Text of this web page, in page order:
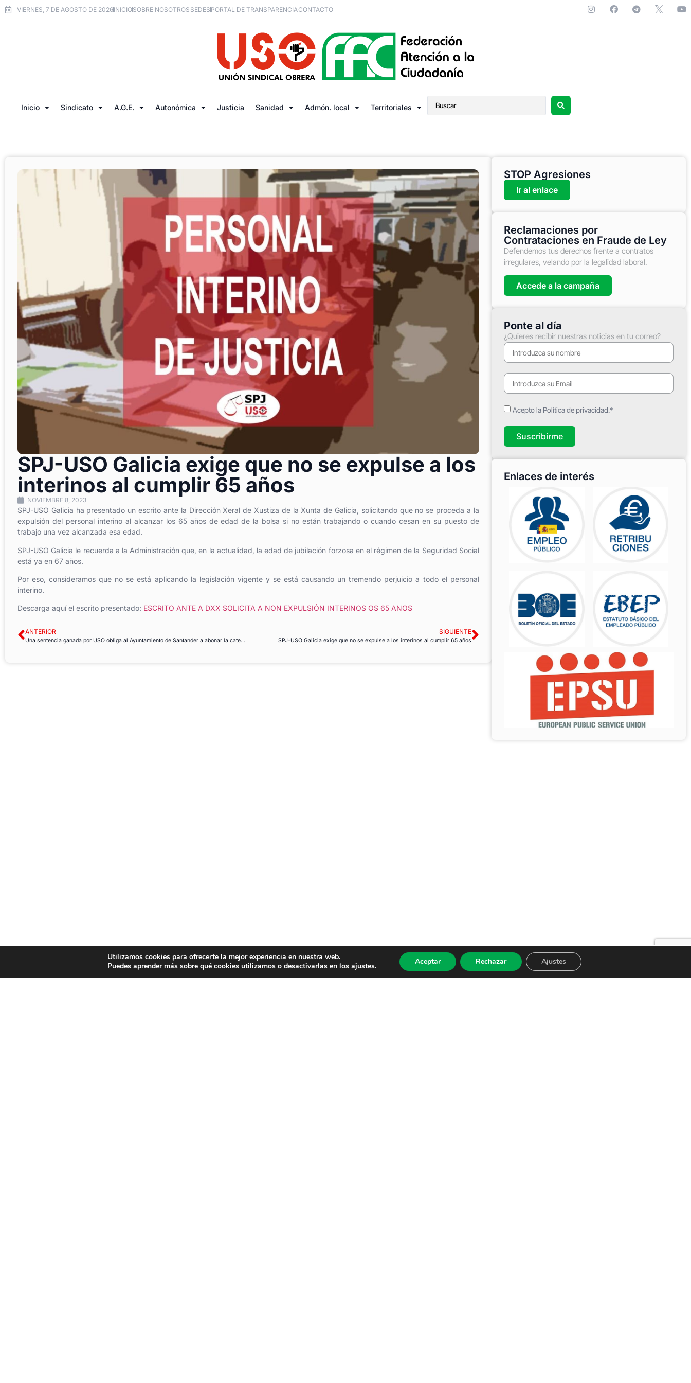
VIERNES, 7 DE AGOSTO DE 2026INICIOSOBRE NOSOTROSSEDESPORTAL DE TRANSPARENCIACONTACTO
Inicio Sindicato A.G.E. Autonómica Justicia Sanidad Admón. local Territoriales
SPJ-USO Galicia exige que no se expulse a los
interinos al cumplir 65 años
NOVIEMBRE 8, 2023
SPJ-USO Galicia ha presentado un escrito ante la Dirección Xeral de Xustiza de la Xunta de Galicia, solicitando que no se proceda a la
expulsión del personal interino al alcanzar los 65 años de edad de la bolsa si no están trabajando o cuando cesan en su puesto de
trabajo una vez alcanzada esa edad.
SPJ-USO Galicia le recuerda a la Administración que, en la actualidad, la edad de jubilación forzosa en el régimen de la Seguridad Social
está ya en 67 años.
Por eso, consideramos que no se está aplicando la legislación vigente y se está causando un tremendo perjuicio a todo el personal
interino.
Descarga aquí el escrito presentado: ESCRITO ANTE A DXX SOLICITA A NON EXPULSIÓN INTERINOS OS 65 ANOS
ANTERIOR
Una sentencia ganada por USO obliga al Ayuntamiento de Santander a abonar la categoría superior desde el primer día
SIGUIENTE
SPJ-USO Galicia exige que no se expulse a los interinos al cumplir 65 años
STOP Agresiones
Ir al enlace
Reclamaciones por
Contrataciones en Fraude de Ley
Defendemos tus derechos frente a contratos
irregulares, velando por la legalidad laboral.
Accede a la campaña
Ponte al día
¿Quieres recibir nuestras noticias en tu correo?
Acepto la Política de privacidad.*
Suscribirme
Enlaces de interés
Utilizamos cookies para ofrecerte la mejor experiencia en nuestra web.
Puedes aprender más sobre qué cookies utilizamos o desactivarlas en losajustes. Aceptar Rechazar Ajustes